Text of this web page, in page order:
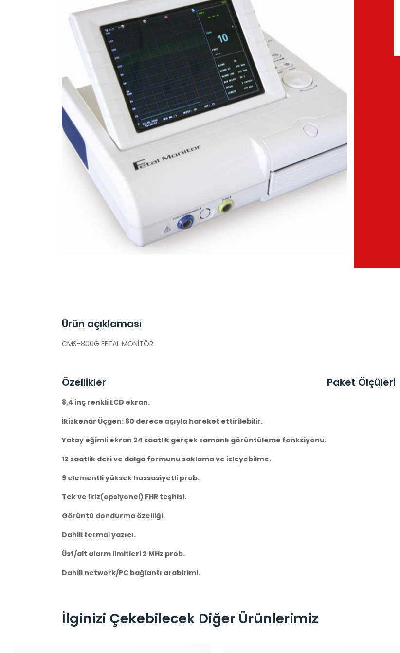
Ürün açıklaması
CMS-800G FETAL MONİTÖR
Özellikler
8,4 inç renkli LCD ekran.
İkizkenar Üçgen: 60 derece açıyla hareket ettirilebilir.
Yatay eğimli ekran 24 saatlik gerçek zamanlı görüntüleme fonksiyonu.
12 saatlik deri ve dalga formunu saklama ve izleyebilme.
9 elementli yüksek hassasiyetli prob.
Tek ve ikiz(opsiyonel) FHR teşhisi.
Görüntü dondurma özelliği.
Dahili termal yazıcı.
Üst/alt alarm limitleri 2 MHz prob.
Dahili network/PC bağlantı arabirimi.
Paket Ölçüleri
İlginizi Çekebilecek Diğer Ürünlerimiz